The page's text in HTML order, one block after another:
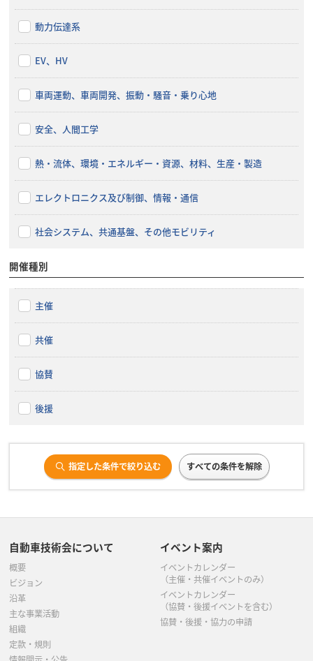
動力伝達系
EV、HV
車両運動、車両開発、振動・騒音・乗り心地
安全、人間工学
熱・流体、環境・エネルギー・資源、材料、生産・製造
エレクトロニクス及び制御、情報・通信
社会システム、共通基盤、その他モビリティ
開催種別
主催
共催
協賛
後援
指定した条件で絞り込む すべての条件を解除
自動車技術会について
概要
ビジョン
沿革
主な事業活動
組織
定款・規則
イベント案内
イベントカレンダー
（主催・共催イベントのみ）
イベントカレンダー
（協賛・後援イベントを含む）
協賛・後援・協力の申請